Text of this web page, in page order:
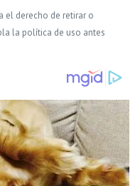
el derecho de retirar o
la política de uso antes